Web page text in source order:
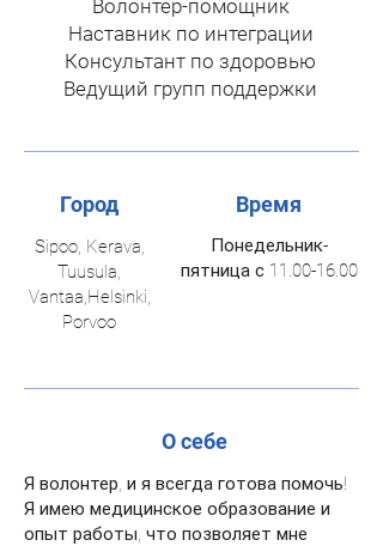
Волонтер-помощник
Наставник по интеграции
​Консультант по здоровью
​Ведущий групп поддержки
Город
Sipoo, Kerava,
Tuusula,
Vantaa,Helsinki,
Porvoo
Время
Понедельник-
пятница с 11.00-16.00
О себе
Я волонтер, и я всегда готова помочь!
Я имею медицинское образование и
опыт работы, что позволяет мне